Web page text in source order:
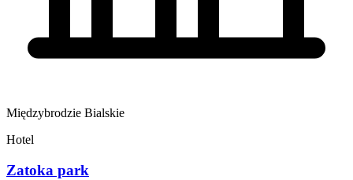
Międzybrodzie Bialskie
Hotel
Zatoka park